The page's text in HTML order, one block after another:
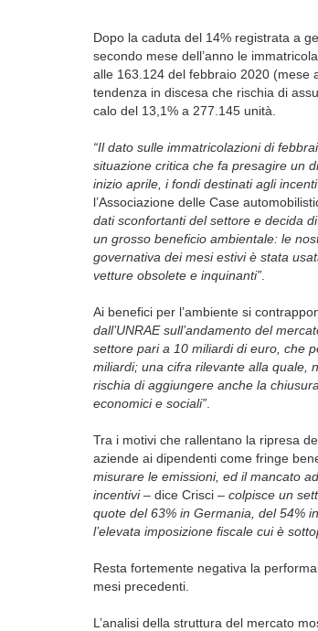
Dopo la caduta del 14% registrata a
secondo mese dell’anno le
alle 163.124 del febbraio 2020 (mese
tendenza in discesa che rischia di
calo del 13,1% a 277.145 unità.
“Il dato sulle immatricolazioni di
situazione critica che fa presagire un
inizio aprile, i fondi destinati agli
l’Associazione delle Case
dati sconfortanti del settore e decida
un grosso beneficio ambientale: le
governativa dei mesi estivi è stata
vetture obsolete e inquinanti”
Ai benefici per l’ambiente si
dall’UNRAE sull’andamento del
settore pari a 10 miliardi di euro, che
miliardi; una cifra rilevante alla quale,
rischia di aggiungere anche la
economici e sociali”
Tra i motivi che rallentano la ripresa
aziende ai dipendenti come fringe
misurare le emissioni, ed il mancato
incentivi – dice Crisci – colpisce un
quote del 63% in Germania, del 54%
l’elevata imposizione fiscale cui è
Resta fortemente negativa la
mesi precedenti.
L’analisi della struttura del mercato